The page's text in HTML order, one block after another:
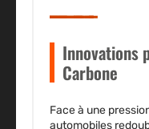
Innovations
Carbone
Face à une
automobiles